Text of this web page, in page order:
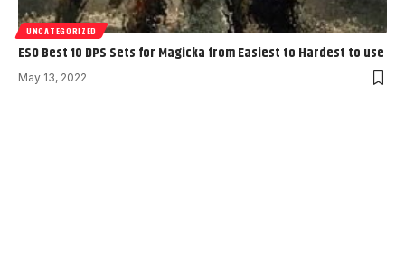
UNCATEGORIZED
ESO Best 10 DPS Sets for Magicka from Easiest to Hardest to use
May 13, 2022